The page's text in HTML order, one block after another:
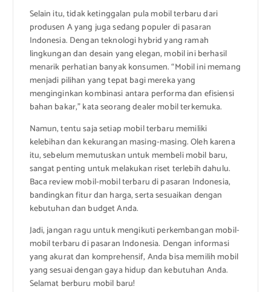
Selain itu, tidak ketinggalan pula mobil terbaru dari
produsen A yang juga sedang populer di pasaran
Indonesia. Dengan teknologi hybrid yang ramah
lingkungan dan desain yang elegan, mobil ini berhasil
menarik perhatian banyak konsumen. “Mobil ini memang
menjadi pilihan yang tepat bagi mereka yang
menginginkan kombinasi antara performa dan efisiensi
bahan bakar,” kata seorang dealer mobil terkemuka.
Namun, tentu saja setiap mobil terbaru memiliki
kelebihan dan kekurangan masing-masing. Oleh karena
itu, sebelum memutuskan untuk membeli mobil baru,
sangat penting untuk melakukan riset terlebih dahulu.
Baca review mobil-mobil terbaru di pasaran Indonesia,
bandingkan fitur dan harga, serta sesuaikan dengan
kebutuhan dan budget Anda.
Jadi, jangan ragu untuk mengikuti perkembangan mobil-
mobil terbaru di pasaran Indonesia. Dengan informasi
yang akurat dan komprehensif, Anda bisa memilih mobil
yang sesuai dengan gaya hidup dan kebutuhan Anda.
Selamat berburu mobil baru!